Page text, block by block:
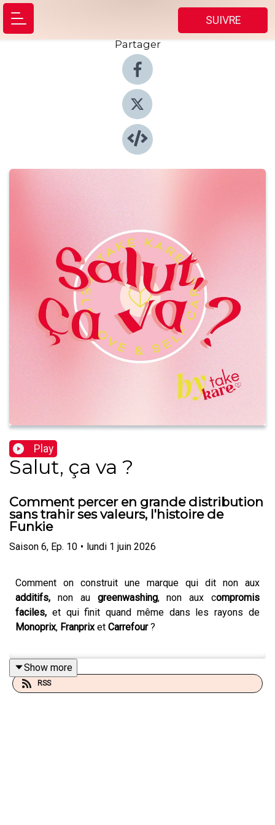
SUIVRE
Partager
Play
Salut, ça va ?
Comment percer en grande distribution
sans trahir ses valeurs, l'histoire de
Funkie
Saison 6, Ep. 10 • lundi 1 juin 2026
Comment on construit une marque qui dit non aux
additifs, non au greenwashing, non aux compromis
faciles, et qui finit quand même dans les rayons de
Monoprix, Franprixet Carrefour?
Dans cet épisode de Salut, ça va ?, je reçoisCamille
Azoulai,co-fondatrice de Funky Veggie, devenue
Show more
RSS